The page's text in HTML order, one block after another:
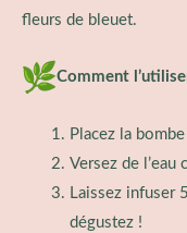
fleurs de bleuet.
Comment
Placez la
Versez de l’eau
Laissez infuser 5
dégustez !